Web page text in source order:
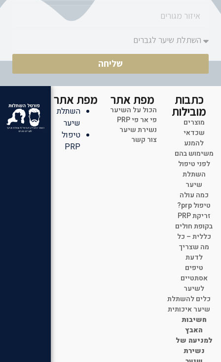
שליחה
כתבות
מובילות
מוצרים
שכדאי
להמנע
משימוש בהם
לפני טיפול
השתלת
שיער
כמה עולה
טיפול prp?
זריקת PRP
בקופת חולים
כללית – כל
מה שצריך
לדעת
טיפים
אסתטיים
לשיער
כלים להשתלת
שיער איכותית
חשיבות
האבץ
למניעה של
נשירת
מפת אתר
הכול על השיער
פי אר פי PRP
נשירת שיער
צור קשר
מפת אתר
השתלת
שיער
טיפול
PRP